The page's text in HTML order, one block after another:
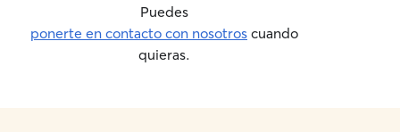
Puedes
ponerte en contacto con nosotros cuando
quieras.